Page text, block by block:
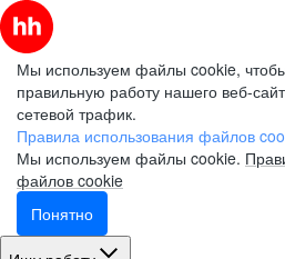
Мы используем файлы cookie,
правильную работу нашего веб-
сетевой трафик.
Правила использования файлов
Мы используем файлы cookie.
файлов cookie
Понятно